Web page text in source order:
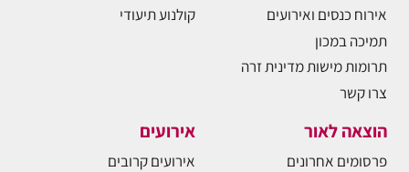
אירוח כנסים ואירועים
תמיכה במכון
תרומות מישות מדינית זרה
צרו קשר
קולנוע תיעודי
הוצאה לאור
פרסומים אחרונים
אירועים
אירועים קרובים